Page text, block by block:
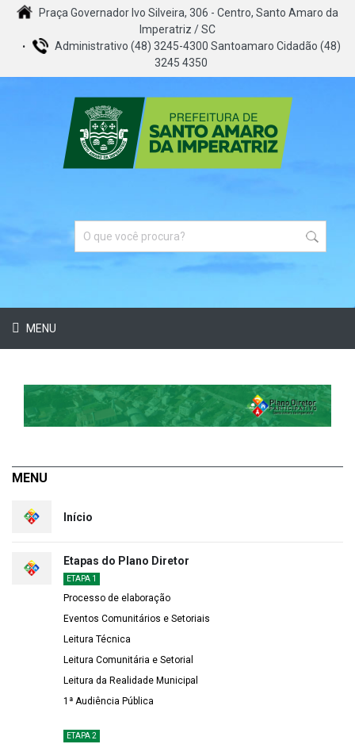
Praça Governador Ivo Silveira, 306 - Centro, Santo Amaro da
Imperatriz / SC
Administrativo (48) 3245-4300 Santoamaro Cidadão (48)
3245 4350
MENU
MENU
Início
Etapas do Plano Diretor
ETAPA 1
Processo de elaboração
Eventos Comunitários e Setoriais
Leitura Técnica
Leitura Comunitária e Setorial
Leitura da Realidade Municipal
1ª Audiência Pública
ETAPA 2